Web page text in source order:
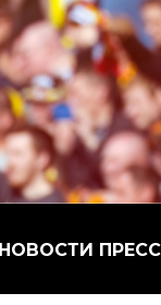
НОВОСТИ